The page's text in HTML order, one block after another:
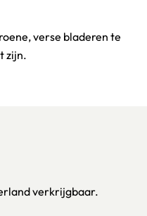
verse bladeren te
zijn.
verkrijgbaar.